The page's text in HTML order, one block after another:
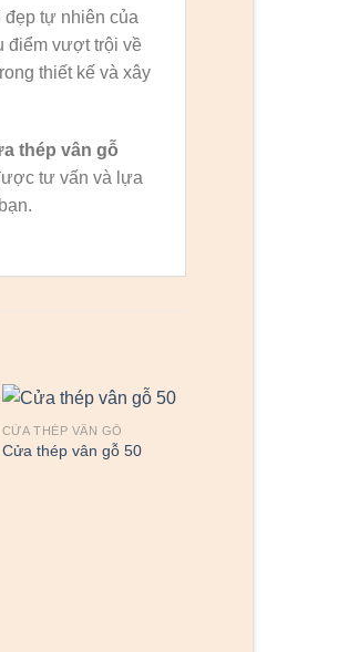
đẹp tự nhiên của
điểm vượt trội về
thiết kế và xây
thép vân gỗ
tư vấn và lựa
CỬA THÉP VÂN GỖ
Cửa thép vân gỗ 50